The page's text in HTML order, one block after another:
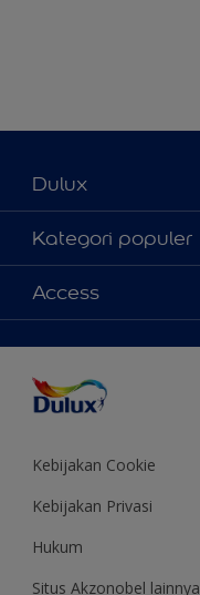
Dulux
Tentang Kami
Contact us
Temukan toko
Kategori populer
Warna
Produk
Inspirasi
Saran Mendekorasi
Colour of the Year
Access
Kebijakan Cookie
Kebijakan Privasi
Hukum
Situs Akzonobel lainnya